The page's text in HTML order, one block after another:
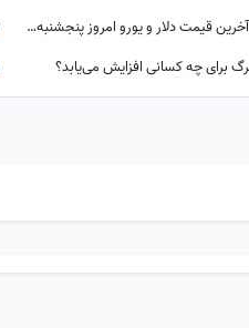
دلار همچنان در سرازیری کاهش/ آخرین قیمت دلار و یورو امروز پنجشنبه 15 مرداد 1405
برای چه کسانی افزایش می‌یابد؟